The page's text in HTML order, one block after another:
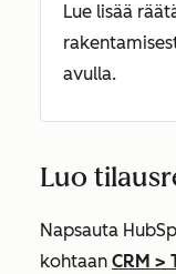
Lue lisää
avulla.
Luo
Napsauta
kohtaan CRM >